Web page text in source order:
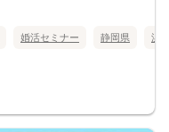
婚活セミナー 静岡県 浜